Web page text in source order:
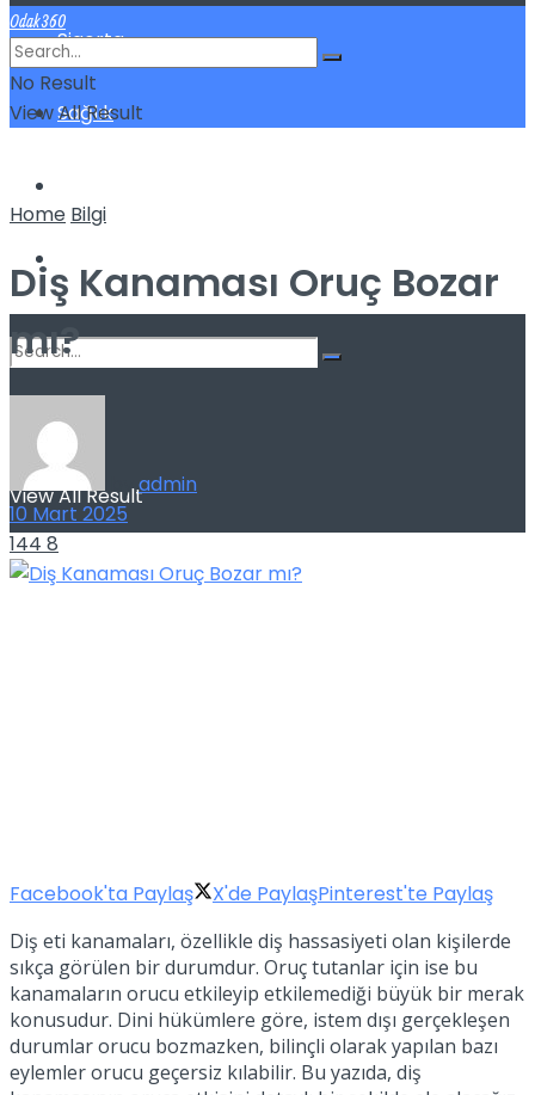
Sigorta
Sağlık
No Result
View All Result
Odak360
No Result
View All Result
Home Bilgi
Diş Kanaması Oruç Bozar
mı?
byadmin
10 Mart 2025
144 8
Facebook'ta Paylaş X'de PaylaşPinterest'te Paylaş
Diş eti kanamaları, özellikle diş hassasiyeti olan kişilerde
sıkça görülen bir durumdur. Oruç tutanlar için ise bu
kanamaların orucu etkileyip etkilemediği büyük bir merak
konusudur. Dini hükümlere göre, istem dışı gerçekleşen
durumlar orucu bozmazken, bilinçli olarak yapılan bazı
eylemler orucu geçersiz kılabilir. Bu yazıda, diş